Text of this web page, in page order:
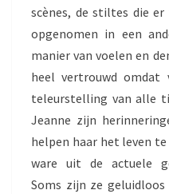
scènes, de stiltes die
opgenomen in een
manier van voelen en
heel vertrouwd omdat
teleurstelling van alle
Jeanne zijn
helpen haar het leven
ware uit de actuele
Soms zijn ze